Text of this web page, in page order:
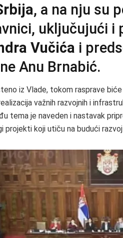
, a na nju su
uključujući i
Vučića i
Anu Brnabić.
iz Vlade, tokom rasprave
važnih razvojnih i
tema je naveden i nastavak
projekti koji utiču na budući